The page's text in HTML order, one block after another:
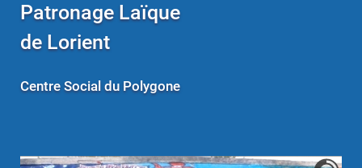
Patronage Laïque
de Lorient
Centre Social du Polygone